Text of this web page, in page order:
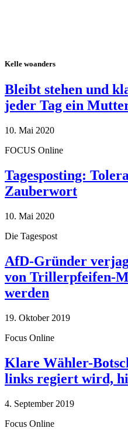
Kelle woanders
Bleibt stehen und
jeder Tag ein
10. Mai 2020
FOCUS Online
Tagesposting:
Zauberwort
10. Mai 2020
Die Tagespost
AfD-Gründer
von Trillerpfeifen-
werden
19. Oktober 2019
Focus Online
Klare Wähler-
links regiert wird,
4. September 2019
Focus Online